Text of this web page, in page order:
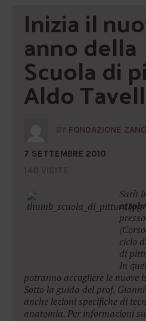
Inizia il
anno della
Scuola di
Aldo
FONDAZIONE
7 SETTEMBRE 2010
Sarà
ciclo
di
In
potranno accogliere le nuove
Sotto la guida del prof.
anche lezioni specifiche di
anatomia. Per informazioni